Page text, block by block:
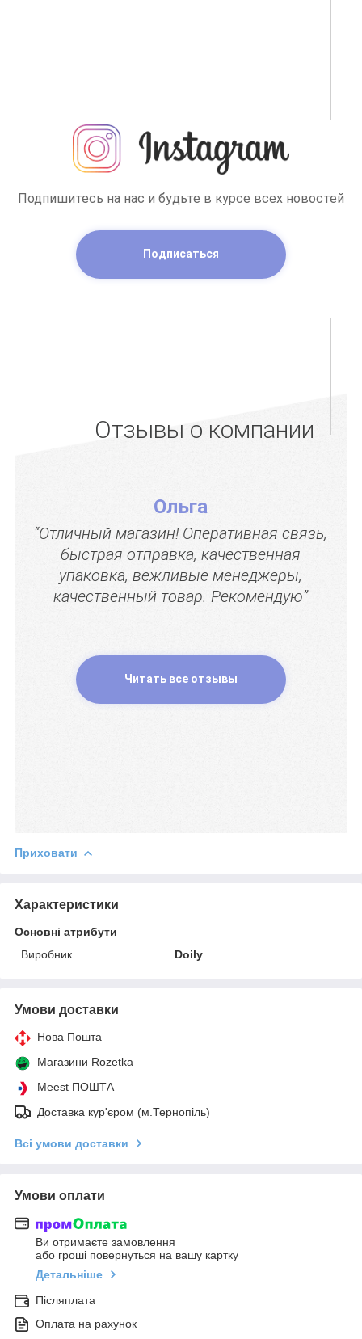
Подпишитесь на нас и будьте в курсе всех новостей
Подписаться
Отзывы о компании
Ольга
“Отличный магазин! Оперативная связь,
быстрая отправка, качественная
упаковка, вежливые менеджеры,
качественный товар. Рекомендую”
Читать все отзывы
Приховати
Характеристики
Основні атрибути
Виробник
Doily
Умови доставки
Нова Пошта
Магазини Rozetka
Meest ПОШТА
Доставка кур'єром (м.Тернопіль)
Всі умови доставки
Умови оплати
Ви отримаєте замовлення
або гроші повернуться на вашу картку
Детальніше
Післяплата
Оплата на рахунок